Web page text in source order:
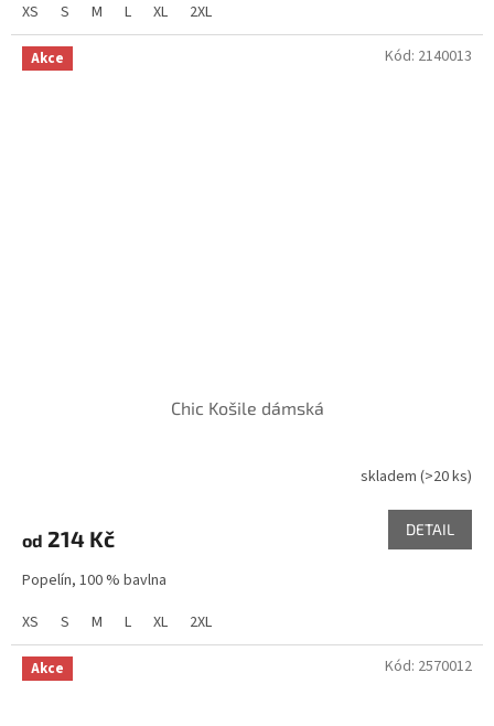
XS
S M L XL 2XL
Akce
Chic Košile dámská
skladem (>20 ks)
od 214 Kč DETAIL
Popelín, 100 % bavlna
XS
S M L XL 2XL
Kód: 2140013
Akce Kód: 2570012